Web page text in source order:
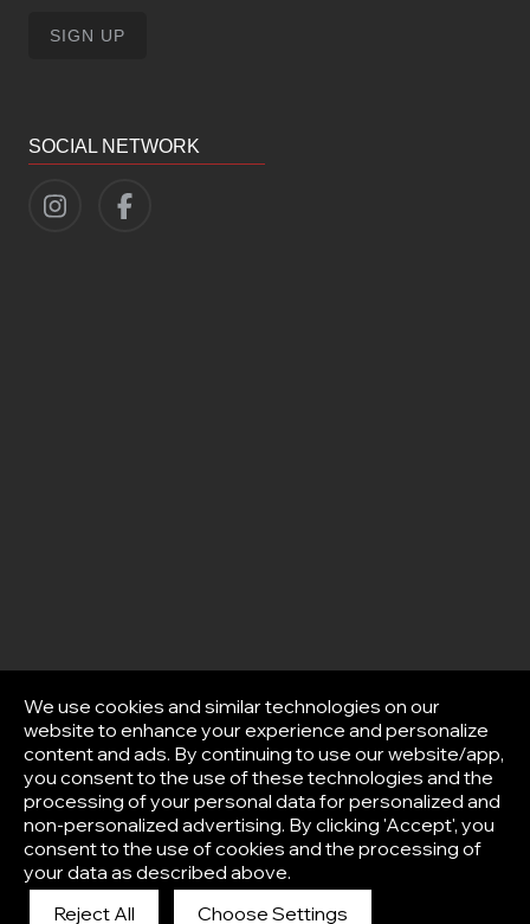
SOCIAL NETWORK
We use cookies and similar technologies on our
website to enhance your experience and personalize
content and ads. By continuing to use our website/app,
you consent to the use of these technologies and the
processing of your personal data for personalized and
non-personalized advertising. By clicking 'Accept', you
consent to the use of cookies and the processing of
your data as described above.
Reject All
Choose Settings